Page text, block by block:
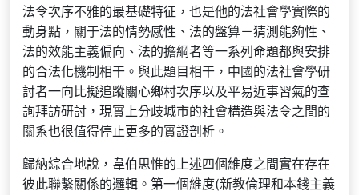
法令次序不雅的最基礎特征，也是他的法社會學實際的
動身點，關于法的情勢感性、法的盤算－猜測能夠性、
法的效能主義偏向、法的擔綱者等一系列命題都與安排
的合法化機制相干。與此題目相干，中國的法社會學研
討者一向比擬追蹤關心鄉村次序以及平易近事習氣的查
詢拜訪研討，現實上分歧城市的社會構造與法令之間的
關系也很值得停止更多的實證剖析。
歸納綜合地說，韋伯思惟的上述四個維度之間實在存在
彼此聯繫關係的邏輯。第一個維度(新教倫理和本錢主義